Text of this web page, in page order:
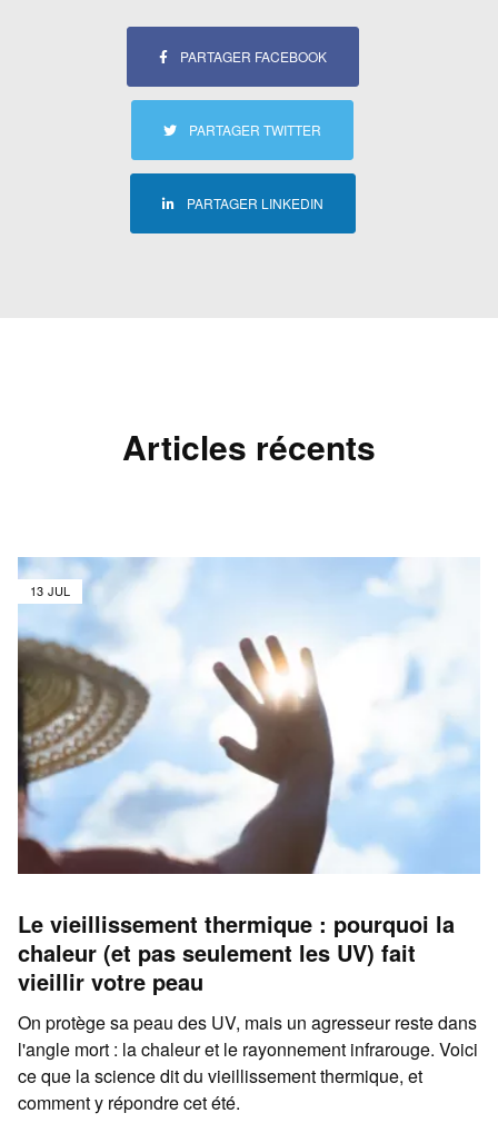
PARTAGER FACEBOOK
PARTAGER TWITTER
PARTAGER LINKEDIN
Articles récents
13 JUL
Le vieillissement thermique : pourquoi la
chaleur (et pas seulement les UV) fait
vieillir votre peau
On protège sa peau des UV, mais un agresseur reste dans
l'angle mort : la chaleur et le rayonnement infrarouge. Voici
ce que la science dit du vieillissement thermique, et
comment y répondre cet été.